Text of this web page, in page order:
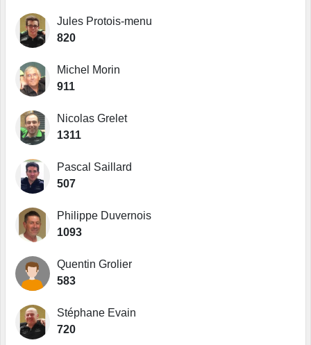
Jules Protois-menu
820
Michel Morin
911
Nicolas Grelet
1311
Pascal Saillard
507
Philippe Duvernois
1093
Quentin Grolier
583
Stéphane Evain
720